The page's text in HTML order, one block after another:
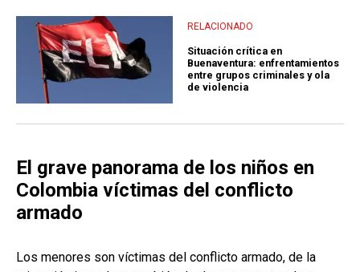
RELACIONADO
Situación crítica en
Buenaventura: enfrentamientos
entre grupos criminales y ola
de violencia
El grave panorama de los niños en
Colombia víctimas del conflicto
armado
Los menores son víctimas del conflicto armado, de la